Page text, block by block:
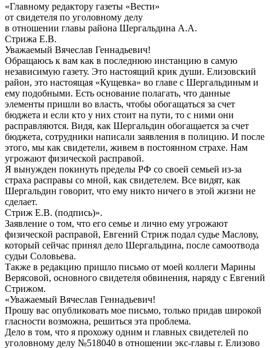
«Главному редактору газеты «Вести»
от свидетеля по уголовному делу
в отношении главы района Шергальдина А.А.
Стрижа Е.В.
Уважаемый Вячеслав Геннадьевич!
Обращаюсь к вам как в последнюю инстанцию в самую
независимую газету. Это настоящий крик души. Елизовский
район, это настоящая «Кущевка» во главе с Шергальдиным и
ему подобными. Есть основание полагать, что данные
элементы пришли во власть, чтобы обогащаться за счет
бюджета и если кто у них стоит на пути, то с ними они
расправляются. Видя, как Шергальдин обогащается за счет
бюджета, сотрудники написали заявления в полицию. И после
этого, мы как свидетели, живем в постоянном страхе. Нам
угрожают физической расправой.
Я вынужден покинуть пределы РФ со своей семьей из-за
страха расправы со мной, как свидетелем. Все видят, как
Шергальдин говорит, что ему никто ничего в этой жизни не
сделает.
Стриж Е.В. (подпись)».
Заявление о том, что его семье и лично ему угрожают
физической расправой, Евгений Стриж подал судье Маслову,
который сейчас принял дело Шергальдина, после самоотвода
судьи Соловьева.
Также в редакцию пришло письмо от моей коллеги Марины
Верясовой, основного свидетеля обвинения, наряду с Евгений
Стрижом.
«Уважаемый Вячеслав Геннадьевич!
Прошу вас опубликовать мое письмо, только придав широкой
гласности возможна, решиться эта проблема.
Дело в том, что я прохожу одним и главных свидетелей по
уголовному делу №518040 в отношении экс-главы г. Елизово